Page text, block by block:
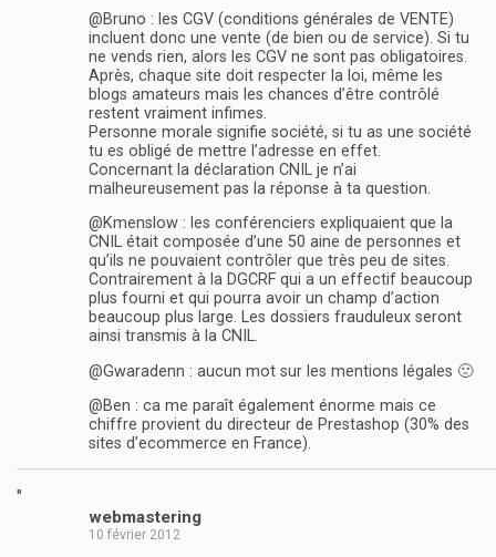
@Bruno : les CGV (conditions générales de VENTE)
incluent donc une vente (de bien ou de service). Si tu
ne vends rien, alors les CGV ne sont pas obligatoires.
Après, chaque site doit respecter la loi, même les
blogs amateurs mais les chances d’être contrôlé
restent vraiment infimes.
Personne morale signifie société, si tu as une société
tu es obligé de mettre l’adresse en effet.
Concernant la déclaration CNIL je n’ai
malheureusement pas la réponse à ta question.
@Kmenslow : les conférenciers expliquaient que la
CNIL était composée d’une 50 aine de personnes et
qu’ils ne pouvaient contrôler que très peu de sites.
Contrairement à la DGCRF qui a un effectif beaucoup
plus fourni et qui pourra avoir un champ d’action
beaucoup plus large. Les dossiers frauduleux seront
ainsi transmis à la CNIL.
@Gwaradenn : aucun mot sur les mentions légales 🙁
@Ben : ca me paraît également énorme mais ce
chiffre provient du directeur de Prestashop (30% des
sites d’ecommerce en France).
"
webmastering
10 février 2012